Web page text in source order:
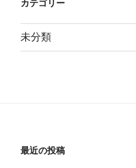
カテゴリー
未分類
最近の投稿